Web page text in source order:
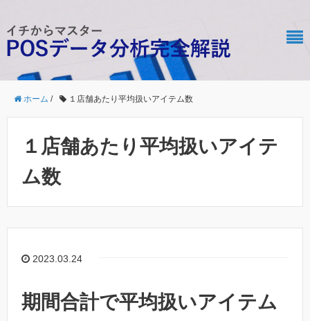
ホーム / １店舗あたり平均扱いアイテム数
１店舗あたり平均扱いアイテ
ム数
2023.03.24
期間合計で平均扱いアイテム